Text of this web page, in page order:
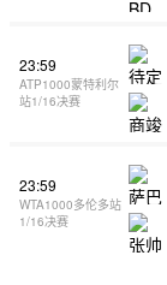
23:59
ATP1000蒙特利尔
站1/16决赛
23:59
WTA1000多伦多站
1/16决赛